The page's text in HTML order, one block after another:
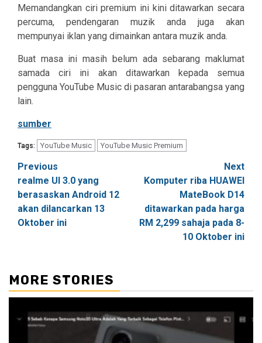
Memandangkan ciri premium ini kini ditawarkan secara
percuma, pendengaran muzik anda juga akan
mempunyai iklan yang dimainkan antara muzik anda.
Buat masa ini masih belum ada sebarang maklumat
samada ciri ini akan ditawarkan kepada semua
pengguna YouTube Music di pasaran antarabangsa yang
lain.
sumber
Tags: YouTube Music YouTube Music Premium
Post
navigation
Previous
realme UI 3.0 yang
berasaskan Android 12
akan dilancarkan 13
Oktober ini
Next
Komputer riba HUAWEI
MateBook D14
ditawarkan pada harga
RM 2,299 sahaja pada 8-
10 Oktober ini
MORE STORIES